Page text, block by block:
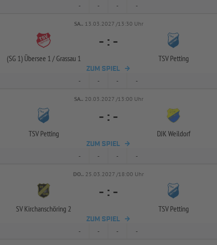
- - - -
SA.. 13.03.2027 /13:30 Uhr
(SG 1) Übersee 1 /Grassau 1
- : -
TSV Petting
ZUM SPIEL
- - - -
SA.. 20.03.2027 /13:00 Uhr
TSV Petting
- : -
DJK Weildorf
ZUM SPIEL
- - - -
DO.. 25.03.2027 /18:00 Uhr
SV Kirchanschöring 2
- : -
TSV Petting
ZUM SPIEL
- - - -